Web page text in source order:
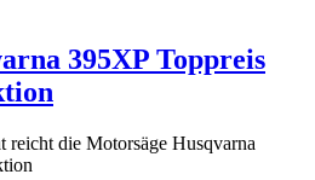
395XP Toppreis
reicht die Motorsäge Husqvarna